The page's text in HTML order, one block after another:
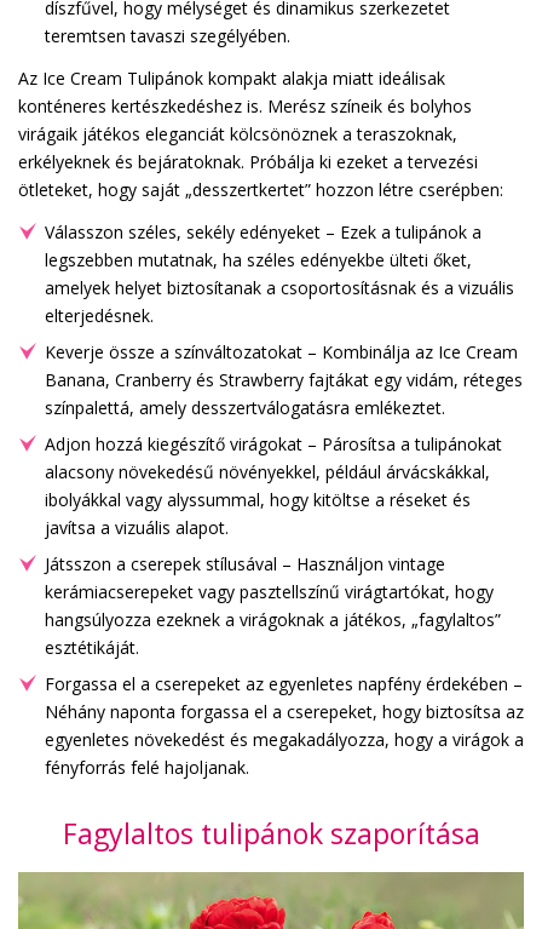
díszfűvel, hogy mélységet és dinamikus szerkezetet
teremtsen tavaszi szegélyében.
Az Ice Cream Tulipánok kompakt alakja miatt ideálisak
konténeres kertészkedéshez is. Merész színeik és bolyhos
virágaik játékos eleganciát kölcsönöznek a teraszoknak,
erkélyeknek és bejáratoknak. Próbálja ki ezeket a tervezési
ötleteket, hogy saját „desszertkertet” hozzon létre cserépben:
Válasszon széles, sekély edényeket – Ezek a tulipánok a
legszebben mutatnak, ha széles edényekbe ülteti őket,
amelyek helyet biztosítanak a csoportosításnak és a vizuális
elterjedésnek.
Keverje össze a színváltozatokat – Kombinálja az Ice Cream
Banana, Cranberry és Strawberry fajtákat egy vidám, réteges
színpalettá, amely desszertválogatásra emlékeztet.
Adjon hozzá kiegészítő virágokat – Párosítsa a tulipánokat
alacsony növekedésű növényekkel, például árvácskákkal,
ibolyákkal vagy alyssummal, hogy kitöltse a réseket és
javítsa a vizuális alapot.
Játsszon a cserepek stílusával – Használjon vintage
kerámiacserepeket vagy pasztellszínű virágtartókat, hogy
hangsúlyozza ezeknek a virágoknak a játékos, „fagylaltos”
esztétikáját.
Forgassa el a cserepeket az egyenletes napfény érdekében –
Néhány naponta forgassa el a cserepeket, hogy biztosítsa az
egyenletes növekedést és megakadályozza, hogy a virágok a
fényforrás felé hajoljanak.
Fagylaltos tulipánok szaporítása